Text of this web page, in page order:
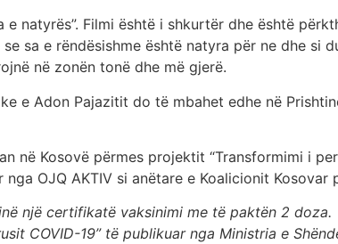
natyrës”. Filmi është i shkurtër dhe është
sa e rëndësishme është natyra për ne dhe si
në zonën tonë dhe më gjerë.
e Adon Pajazitit do të mbahet edhe në
në Kosovë përmes projektit “Transformimi i
OJQ AKTIV si anëtare e Koalicionit Kosovar
një certifikatë vaksinimi me të paktën 2
COVID-19” të publikuar nga Ministria e